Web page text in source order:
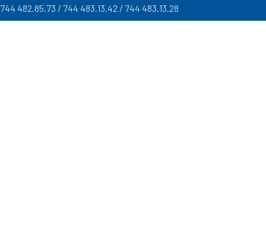
744 482.85.73 / 744 483.13.42 / 744 483.13.28